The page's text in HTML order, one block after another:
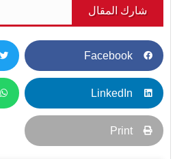
شارك المقال
Facebook
LinkedIn
Print